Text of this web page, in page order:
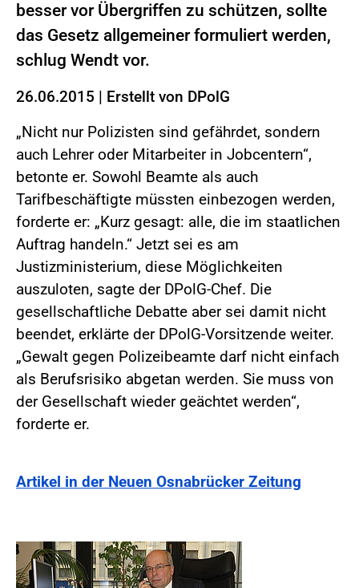
besser vor Übergriffen zu schützen, sollte
das Gesetz allgemeiner formuliert werden,
schlug Wendt vor.
26.06.2015 | Erstellt von DPolG
„Nicht nur Polizisten sind gefährdet, sondern
auch Lehrer oder Mitarbeiter in Jobcentern“,
betonte er. Sowohl Beamte als auch
Tarifbeschäftigte müssten einbezogen werden,
forderte er: „Kurz gesagt: alle, die im staatlichen
Auftrag handeln.“ Jetzt sei es am
Justizministerium, diese Möglichkeiten
auszuloten, sagte der DPolG-Chef. Die
gesellschaftliche Debatte aber sei damit nicht
beendet, erklärte der DPolG-Vorsitzende weiter.
„Gewalt gegen Polizeibeamte darf nicht einfach
als Berufsrisiko abgetan werden. Sie muss von
der Gesellschaft wieder geächtet werden“,
forderte er.
Artikel in der Neuen Osnabrücker Zeitung